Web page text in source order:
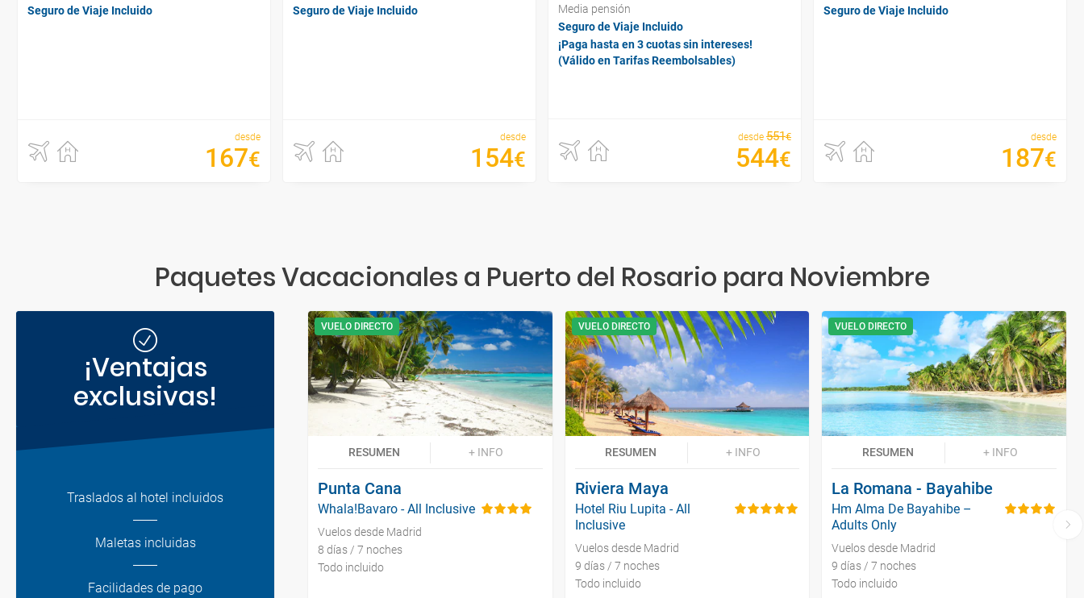
Seguro de Viaje Incluido
desde
167€
Seguro de Viaje Incluido
desde
154€
Media pensión
Seguro de Viaje Incluido
¡Paga hasta en 3 cuotas sin intereses!
(Válido en Tarifas Reembolsables)
desde 551€
544€
Seguro de Viaje Incluido
desde
187€
Paquetes Vacacionales a Puerto del Rosario para Noviembre
¡Ventajas
exclusivas!
Traslados al hotel incluidos
Maletas incluidas
Facilidades de pago
VUELO DIRECTO
RESUMEN + INFO
Punta Cana
Whala!Bavaro - All Inclusive
Vuelos desde Madrid
8 días / 7 noches
Todo incluido
VUELO DIRECTO
RESUMEN + INFO
Riviera Maya
Hotel Riu Lupita - All
Inclusive
Vuelos desde Madrid
9 días / 7 noches
Todo incluido
VUELO DIRECTO
RESUMEN + INFO
La Romana - Bayahibe
Hm Alma De Bayahibe –
Adults Only
Vuelos desde Madrid
9 días / 7 noches
Todo incluido